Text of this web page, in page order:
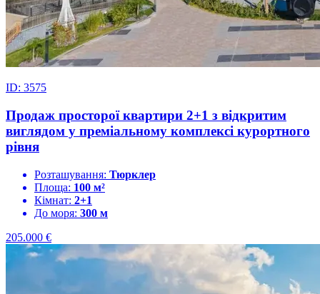
ID: 3575
Продаж просторої квартири 2+1 з відкритим
виглядом у преміальному комплексі курортного
рівня
Розташування: Тюрклер
Площа: 100 м²
Кімнат: 2+1
До моря: 300 м
205.000 €